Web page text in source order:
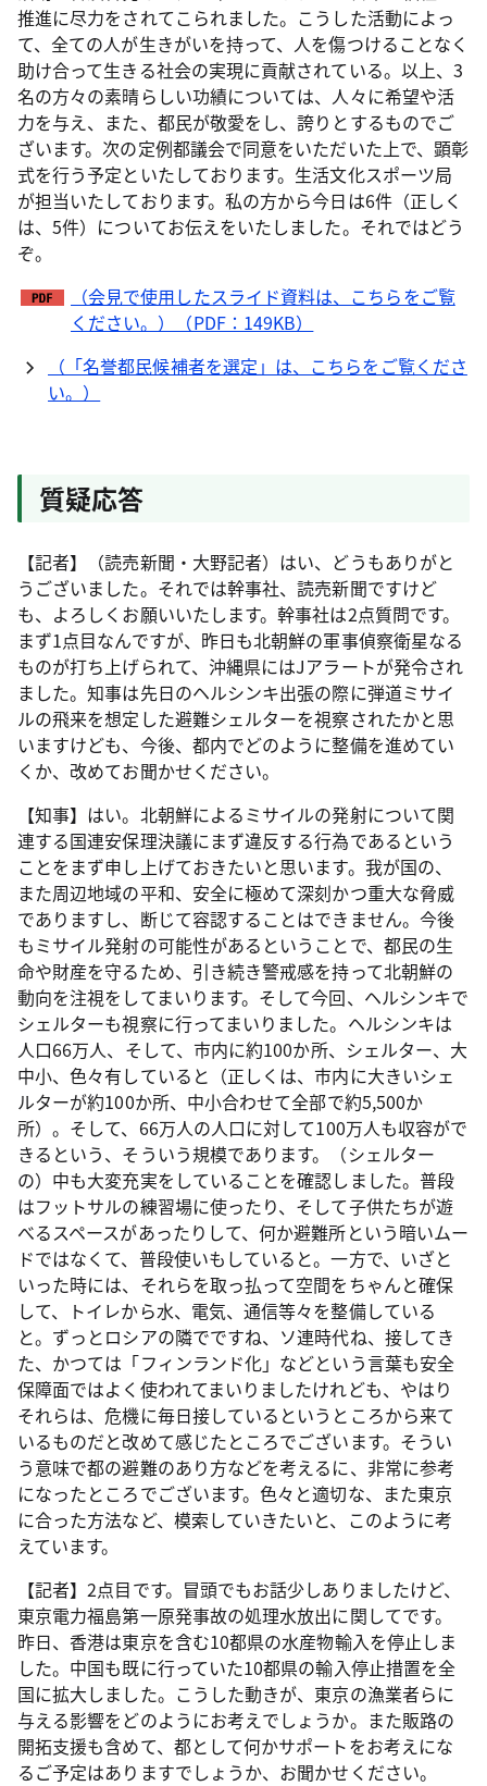
推進に尽力をされてこられました。こうした活動によっ
て、全ての人が生きがいを持って、人を傷つけることなく
助け合って生きる社会の実現に貢献されている。以上、3
名の方々の素晴らしい功績については、人々に希望や活
力を与え、また、都民が敬愛をし、誇りとするものでご
ざいます。次の定例都議会で同意をいただいた上で、顕彰
式を行う予定といたしております。生活文化スポーツ局
が担当いたしております。私の方から今日は6件（正しく
は、5件）についてお伝えをいたしました。それではどう
ぞ。
（会見で使用したスライド資料は、こちらをご覧
ください。）（PDF：149KB）
（「名誉都民候補者を選定」は、こちらをご覧くださ
い。）
質疑応答
【記者】（読売新聞・大野記者）はい、どうもありがと
うございました。それでは幹事社、読売新聞ですけど
も、よろしくお願いいたします。幹事社は2点質問です。
まず1点目なんですが、昨日も北朝鮮の軍事偵察衛星なる
ものが打ち上げられて、沖縄県にはJアラートが発令され
ました。知事は先日のヘルシンキ出張の際に弾道ミサイ
ルの飛来を想定した避難シェルターを視察されたかと思
いますけども、今後、都内でどのように整備を進めてい
くか、改めてお聞かせください。
【知事】はい。北朝鮮によるミサイルの発射について関
連する国連安保理決議にまず違反する行為であるという
ことをまず申し上げておきたいと思います。我が国の、
また周辺地域の平和、安全に極めて深刻かつ重大な脅威
でありますし、断じて容認することはできません。今後
もミサイル発射の可能性があるということで、都民の生
命や財産を守るため、引き続き警戒感を持って北朝鮮の
動向を注視をしてまいります。そして今回、ヘルシンキで
シェルターも視察に行ってまいりました。ヘルシンキは
人口66万人、そして、市内に約100か所、シェルター、大
中小、色々有していると（正しくは、市内に大きいシェ
ルターが約100か所、中小合わせて全部で約5,500か
所）。そして、66万人の人口に対して100万人も収容がで
きるという、そういう規模であります。（シェルター
の）中も大変充実をしていることを確認しました。普段
はフットサルの練習場に使ったり、そして子供たちが遊
べるスペースがあったりして、何か避難所という暗いムー
ドではなくて、普段使いもしていると。一方で、いざと
いった時には、それらを取っ払って空間をちゃんと確保
して、トイレから水、電気、通信等々を整備している
と。ずっとロシアの隣でですね、ソ連時代ね、接してき
た、かつては「フィンランド化」などという言葉も安全
保障面ではよく使われてまいりましたけれども、やはり
それらは、危機に毎日接しているというところから来て
いるものだと改めて感じたところでございます。そうい
う意味で都の避難のあり方などを考えるに、非常に参考
になったところでございます。色々と適切な、また東京
に合った方法など、模索していきたいと、このように考
えています。
【記者】2点目です。冒頭でもお話少しありましたけど、
東京電力福島第一原発事故の処理水放出に関してです。
昨日、香港は東京を含む10都県の水産物輸入を停止しま
した。中国も既に行っていた10都県の輸入停止措置を全
国に拡大しました。こうした動きが、東京の漁業者らに
与える影響をどのようにお考えでしょうか。また販路の
開拓支援も含めて、都として何かサポートをお考えにな
るご予定はありますでしょうか、お聞かせください。